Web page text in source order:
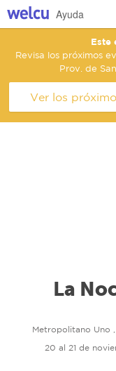
Ayuda
Este
Revisa los próximos
Prov. de
Ver los
La
Metropolitano Uno
20 al 21 de